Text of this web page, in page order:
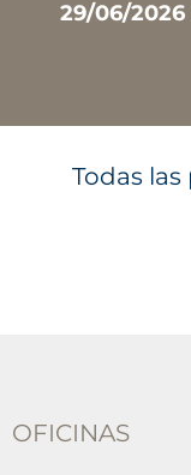
29/06/2026
Todas
OFICINAS